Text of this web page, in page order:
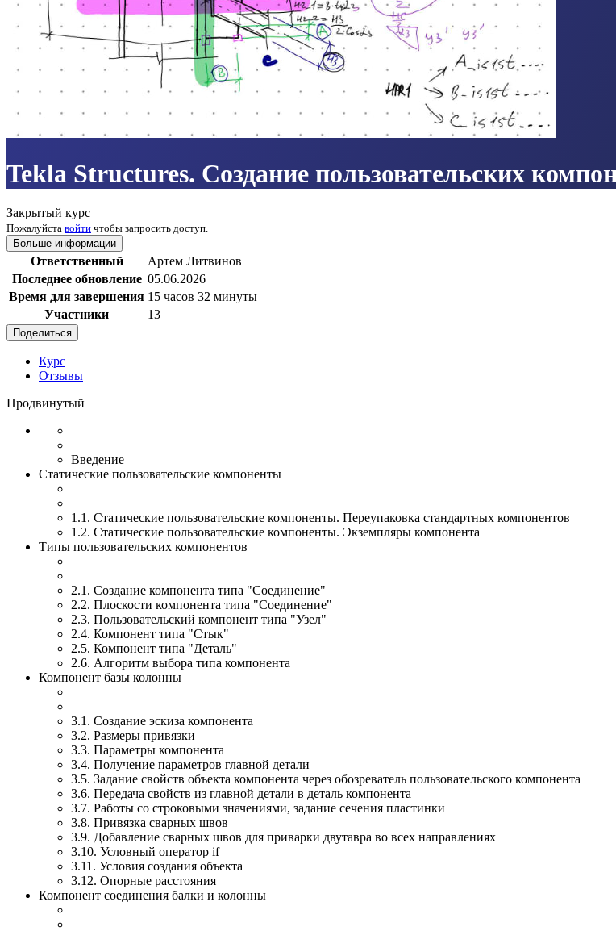
Tekla Structures. Создание пользовательских
Закрытый курс
Пожалуйста войти чтобы запросить доступ.
Больше информации
Ответственный
Артем Литвинов
Последнее обновление 05.06.2026
Время для завершения 15 часов 32 минуты
Участники
13
Поделиться
Курс
Отзывы
Продвинутый
Введение
Статические пользовательские компоненты
1.1. Статические пользовательские компоненты. Переупаковка стандартных компонентов
1.2. Статические пользовательские компоненты. Экземпляры компонента
Типы пользовательских компонентов
2.1. Создание компонента типа "Cоединение"
2.2. Плоскости компонента типа "Соединение"
2.3. Пользовательский компонент типа "Узел"
2.4. Компонент типа "Стык"
2.5. Компонент типа "Деталь"
2.6. Алгоритм выбора типа компонента
Компонент базы колонны
3.1. Создание эскиза компонента
3.2. Размеры привязки
3.3. Параметры компонента
3.4. Получение параметров главной детали
3.5. Задание свойств объекта компонента через обозреватель пользовательского компонента
3.6. Передача свойств из главной детали в деталь компонента
3.7. Работы со строковыми значениями, задание сечения пластинки
3.8. Привязка сварных швов
3.9. Добавление сварных швов для приварки двутавра во всех направлениях
3.10. Условный оператор if
3.11. Условия создания объекта
3.12. Опорные расстояния
Компонент соединения балки и колонны